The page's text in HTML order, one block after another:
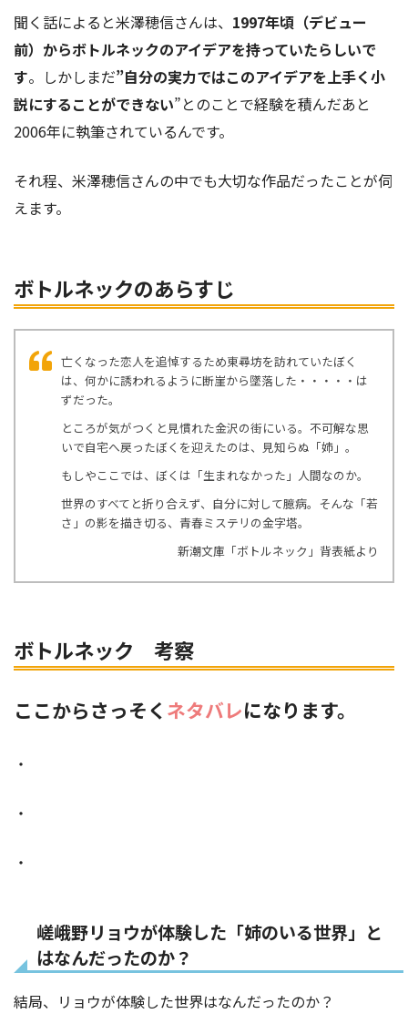
聞く話によると米澤穂信さんは、 1997年頃（デビュー
前）からボトルネックのアイデアを持っていたらしいで
す。しかしまだ”自分の実力ではこのアイデアを上手く小
説にすることができない”とのことで経験を積んだあと
2006年に執筆されているんです。
それ程、米澤穂信さんの中でも大切な作品だったことが伺
えます。
ボトルネックのあらすじ
亡くなった恋人を追悼するため東尋坊を訪れていたぼく
は、何かに誘われるように断崖から墜落した・・・・・は
ずだった。
ところが気がつくと見慣れた金沢の街にいる。不可解な思
いで自宅へ戻ったぼくを迎えたのは、見知らぬ「姉」。
もしやここでは、ぼくは「生まれなかった」人間なのか。
世界のすべてと折り合えず、自分に対して臆病。そんな「若
さ」の影を描き切る、青春ミステリの金字塔。
新潮文庫「ボトルネック」背表紙より
ボトルネック 考察
ここからさっそく ネタバレになります。
・
・
・
嵯峨野リョウが体験した「姉のいる世界」と
はなんだったのか？
結局、リョウが体験した世界はなんだったのか？